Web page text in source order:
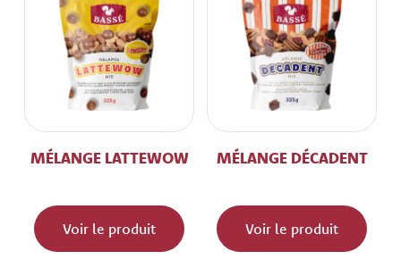
MÉLANGE LATTEWOW
Voir le produit
MÉLANGE DÉCADENT
Voir le produit